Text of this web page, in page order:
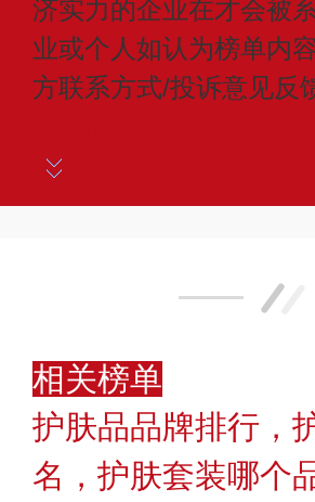
济实力的企业在才会被
业或个人如认为榜单内
方联系方式/投诉意见反
相关榜单
护肤品品牌排行，
名，护肤套装哪个